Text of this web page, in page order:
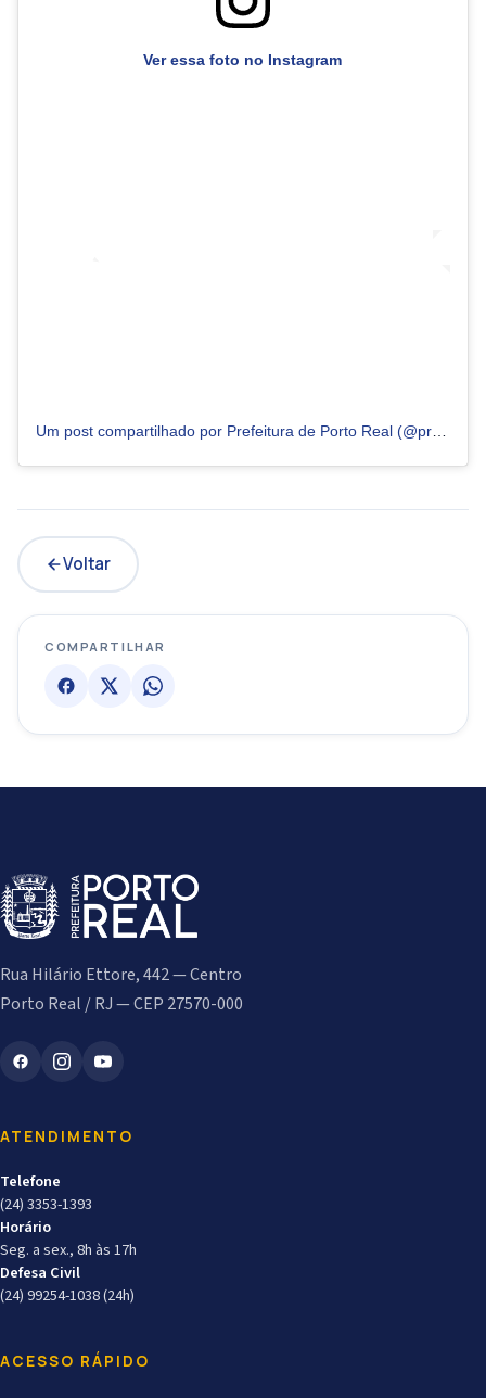
Ver essa foto no Instagram
Voltar
COMPARTILHAR
Rua Hilário Ettore, 442 — Centro
Porto Real / RJ — CEP 27570-000
ATENDIMENTO
Telefone
(24) 3353-1393
Horário
Seg. a sex., 8h às 17h
Defesa Civil
(24) 99254-1038 (24h)
ACESSO RÁPIDO